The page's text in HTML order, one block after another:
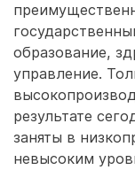
образование,
управление.
результате
заняты в
невысоким